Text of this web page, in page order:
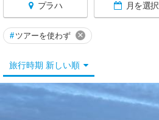
プラハ 月を選択
ェ
ス
キ
・
ク
# ツアーを使わず ×
旅行時期 新しい順